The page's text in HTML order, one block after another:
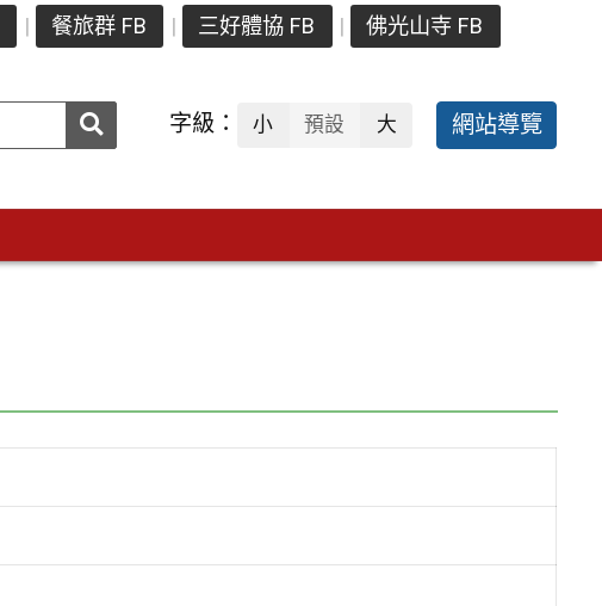
餐旅群 FB 三好體協 FB 佛光山寺 FB
送出 字級： 小 預設 大 網站導覽